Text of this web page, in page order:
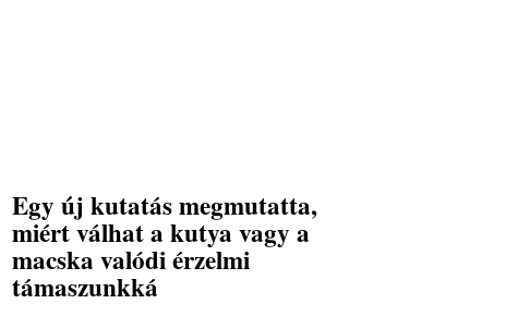
Egy új kutatás megmutatta,
miért válhat a kutya vagy a
macska valódi érzelmi
támaszunkká